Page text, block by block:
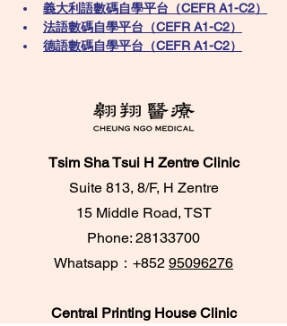
義大利語數碼自學平台（CEFR A1-C2）
法語數碼自學平台（CEFR A1-C2）
德語數碼自學平台（CEFR A1-C2）
Tsim Sha Tsui H Zentre Clinic
Suite 813, 8/F, H Zentre
15 Middle Road, TST
Phone: 28133700
​Whatsapp：+852 95096276
Central Printing House Clinic